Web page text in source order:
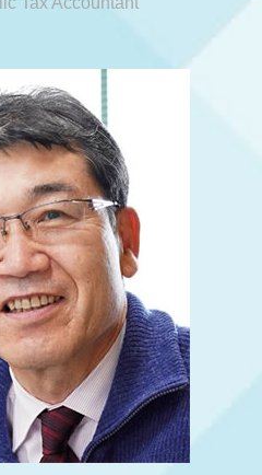
個人
かかるの
メリット
評価額
険